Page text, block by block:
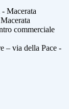
Macerata
commerciale
– via della Pace -